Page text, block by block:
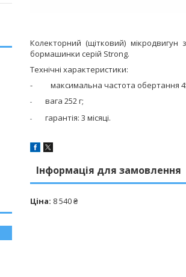
Колекторний (щітковий) мікродвигун
бормашинки серій Strong.
Технічні характеристики:
-
максимальна частота обертання 4
- вага 252 г;
- гарантія: 3 місяці.
Інформація для замовлення
Ціна: 8 540 ₴